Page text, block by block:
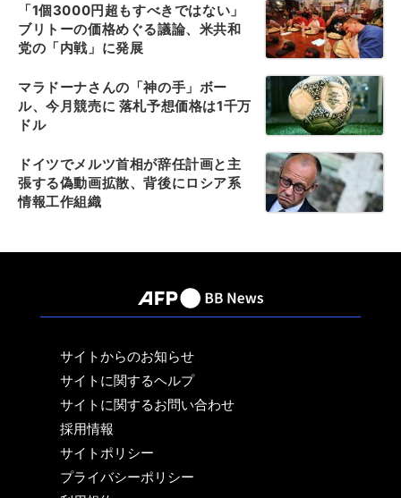
「1個3000円超もすべきではない」
ブリトーの価格めぐる議論、米共和
党の「内戦」に発展
マラドーナさんの「神の手」ボー
ル、今月競売に 落札予想価格は1千万
ドル
ドイツでメルツ首相が辞任計画と主
張する偽動画拡散、背後にロシア系
情報工作組織
サイトからのお知らせ
サイトに関するヘルプ
サイトに関するお問い合わせ
採用情報
サイトポリシー
プライバシーポリシー